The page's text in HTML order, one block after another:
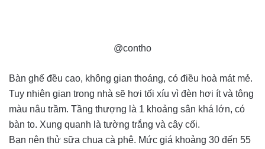
@contho
Bàn ghế đều cao, không gian thoáng, có điều hoà mát mẻ.
Tuy nhiên gian trong nhà sẽ hơi tối xíu vì đèn hơi ít và tông
màu nâu trầm. Tầng thượng là 1 khoảng sân khá lớn, có
bàn to. Xung quanh là tường trắng và cây cối.
Bạn nên thử sữa chua cà phê. Mức giá khoảng 30 đến 55